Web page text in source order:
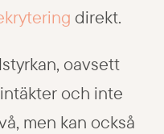
direkt.
oavsett
och inte
men kan också